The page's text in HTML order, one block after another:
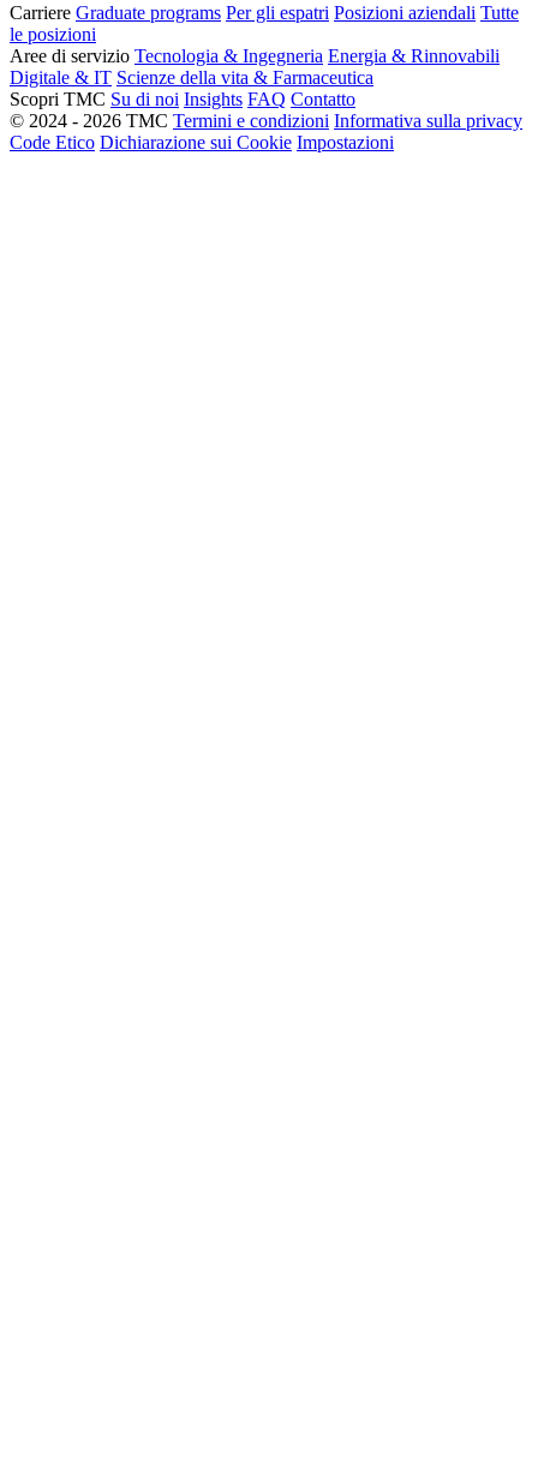
Carriere Graduate programs Per gli espatri Posizioni aziendali Tutte
le posizioni
Aree di servizio Tecnologia & Ingegneria Energia & Rinnovabili
Digitale & IT Scienze della vita & Farmaceutica
Scopri TMC Su di noi Insights FAQ Contatto
© 2024 - 2026 TMC Termini e condizioni Informativa sulla privacy
Code Etico Dichiarazione sui Cookie Impostazioni